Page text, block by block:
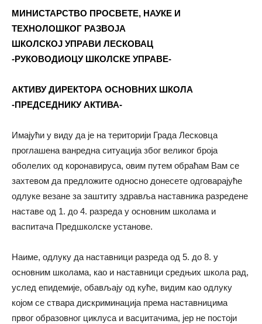
МИНИСТАРСТВО ПРОСВЕТЕ, НАУКЕ И
ТЕХНОЛОШКОГ РАЗВОЈА
ШКОЛСКОЈ УПРАВИ ЛЕСКОВАЦ
-РУКОВОДИОЦУ ШКОЛСКЕ УПРАВЕ-
АКТИВУ ДИРЕКТОРА ОСНОВНИХ ШКОЛА
-ПРЕДСЕДНИКУ АКТИВА-
Имајући у виду да је на територији Града Лесковца
проглашена ванредна ситуација због великог броја
оболелих од коронавируса, овим путем обраћам Вам се
захтевом да предложите односно донесете одговарајуће
одлуке везане за заштиту здравља наставника разредене
наставе од 1. до 4. разреда у основним школама и
васпитача Предшколске установе.
Наиме, одлуку да наставници разреда од 5. до 8. у
основним школама, као и наставници средњих школа рад,
услед епидемије, обављају од куће, видим као одлуку
којом се ствара дискриминација према наставницима
првог образовног циклуса и васџитачима, јер не постоји